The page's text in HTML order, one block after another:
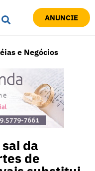
ANUNCIE
e Negócios
da
de